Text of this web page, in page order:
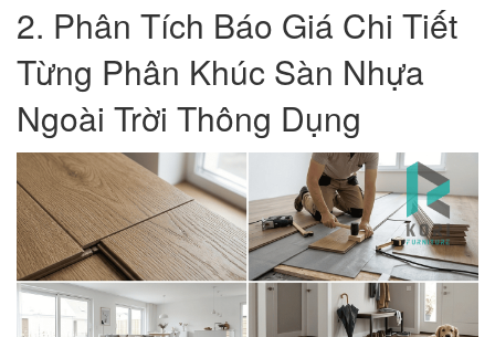
2. Phân Tích Báo Giá Chi Tiết
Từng Phân Khúc Sàn Nhựa
Ngoài Trời Thông Dụng